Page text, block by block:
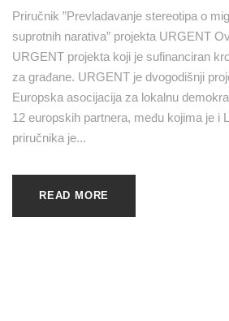
Priručnik ”Prevladavanje stereotipa o
suprotnih narativa” projekta URGENT
URGENT projekta koji je sufinanciran
za građane. URGENT je dvogodišnji
Europska asocijacija za lokalnu
12 europskih partnera, među kojima je i
priručnika je...
READ MORE